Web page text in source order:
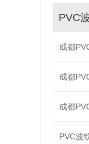
PVC
成都
成都
成都
PVC波